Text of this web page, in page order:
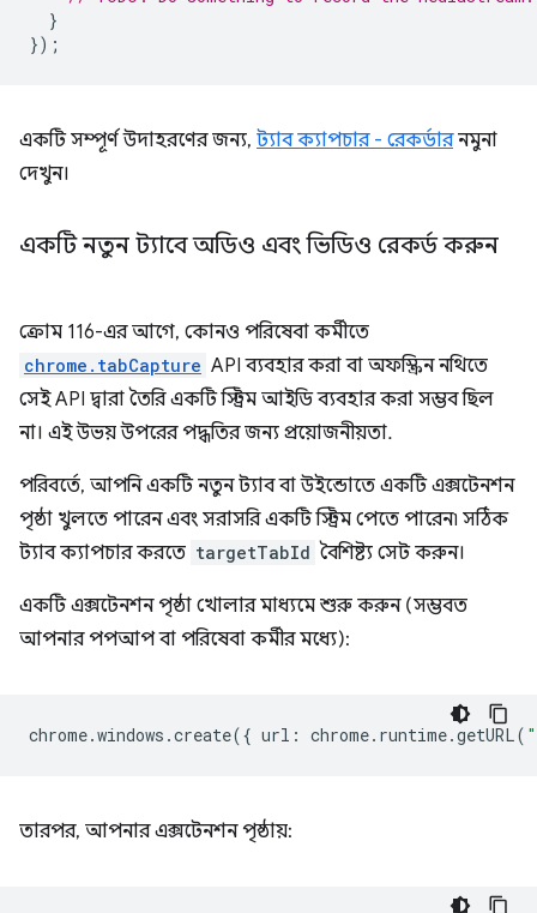
}
});
একটি সম্পূর্ণ উদাহরণের জন্য, ট্যাব ক্যাপচার - রেকর্ডারনমুনা
দেখুন।
একটি নতুন ট্যাবে অডিও এবং ভিডিও রেকর্ড করুন
ক্রোম 116-এর আগে, কোনও পরিষেবা কর্মীতে
chrome.tabCapture API ব্যবহার করা বা অফস্ক্রিন নথিতে
সেই API দ্বারা তৈরি একটি স্ট্রিম আইডি ব্যবহার করা সম্ভব ছিল
না। এই উভয় উপরের পদ্ধতির জন্য প্রয়োজনীয়তা.
পরিবর্তে, আপনি একটি নতুন ট্যাব বা উইন্ডোতে একটি এক্সটেনশন
পৃষ্ঠা খুলতে পারেন এবং সরাসরি একটি স্ট্রিম পেতে পারেন৷ সঠিক
ট্যাব ক্যাপচার করতে targetTabId বৈশিষ্ট্য সেট করুন।
একটি এক্সটেনশন পৃষ্ঠা খোলার মাধ্যমে শুরু করুন (সম্ভবত
আপনার পপআপ বা পরিষেবা কর্মীর মধ্যে):
chrome.windows .create({ url : chrome. runtime.getURL(
তারপর, আপনার এক্সটেনশন পৃষ্ঠায়: